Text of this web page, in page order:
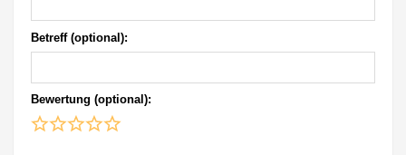
Betreff (optional):
Bewertung (optional):